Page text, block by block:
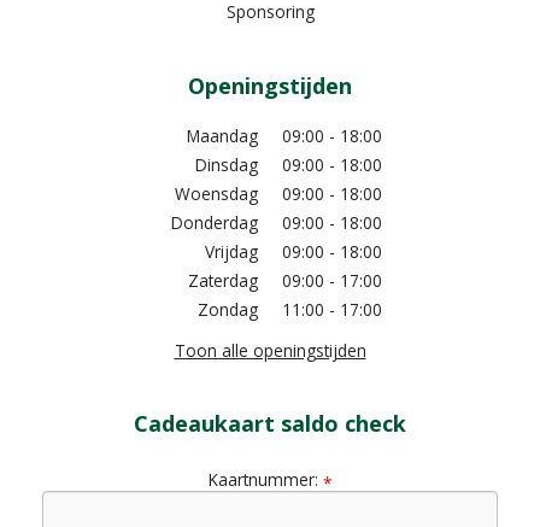
Sponsoring
Openingstijden
Maandag
09:00 - 18:00
Dinsdag
09:00 - 18:00
Woensdag
09:00 - 18:00
Donderdag
09:00 - 18:00
Vrijdag
09:00 - 18:00
Zaterdag
09:00 - 17:00
Zondag
11:00 - 17:00
Toon alle openingstijden
Cadeaukaart saldo check
Kaartnummer: *